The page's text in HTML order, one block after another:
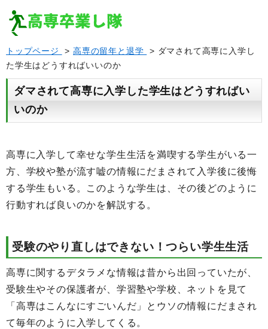
トップページ >高専の留年と退学
> ダマされて高専に入学し
た学生はどうすればいいのか
ダマされて高専に入学した学生はどうすればい
いのか
高専に入学して幸せな学生生活を満喫する学生がいる一
方、学校や塾が流す嘘の情報にだまされて入学後に後悔
する学生もいる。このような学生は、その後どのように
行動すれば良いのかを解説する。
受験のやり直しはできない！つらい学生生活
高専に関するデタラメな情報は昔から出回っていたが、
受験生やその保護者が、学習塾や学校、ネットを見て
「高専はこんなにすごいんだ」とウソの情報にだまされ
て毎年のように入学してくる。